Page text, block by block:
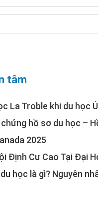
tâm
La Troble khi du học
hồ sơ du học –
2025
Định Cư Cao Tại Đại
học là gì? Nguyên